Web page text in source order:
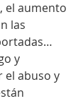
el aumento
las
y
el abuso y